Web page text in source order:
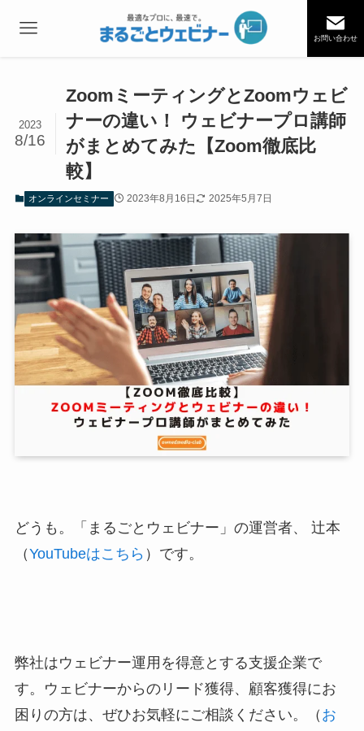
お問い合わせ
ZoomミーティングとZoomウェビ
ナーの違い！ ウェビナープロ講師
がまとめてみた【Zoom徹底比
較】
2023
8/16
オンラインセミナー 2023年8月16日 2025年5月7日
どうも。「まるごとウェビナー」の運営者、 辻本
（YouTubeはこちら ）です。
弊社はウェビナー運用を得意とする支援企業で
す。ウェビナーからのリード獲得、顧客獲得にお
困りの方は、ぜひお気軽にご相談ください。（ お